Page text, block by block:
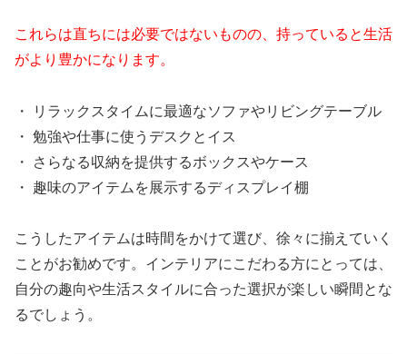
これらは直ちには必要ではないものの、持っていると生活
がより豊かになります。
・ リラックスタイムに最適なソファやリビングテーブル
・ 勉強や仕事に使うデスクとイス
・ さらなる収納を提供するボックスやケース
・ 趣味のアイテムを展示するディスプレイ棚
こうしたアイテムは時間をかけて選び、徐々に揃えていく
ことがお勧めです。インテリアにこだわる方にとっては、
自分の趣向や生活スタイルに合った選択が楽しい瞬間とな
るでしょう。